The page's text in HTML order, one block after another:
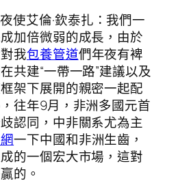
使艾倫·欽泰扎：我們一
加倍微弱的成長，由於
我包養管道們年夜有裨
共建“一帶一路”建議以及
架下展開的親密一起配
往年9月，非洲多國元首
認同，中非關系尤為主
一下中國和非洲生齒，
的一個宏大市場，這對
的。